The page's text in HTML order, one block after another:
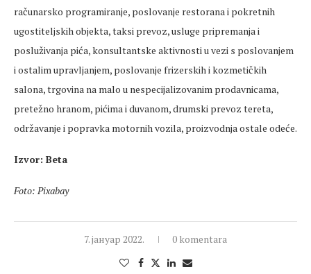
računarsko programiranje, poslovanje restorana i pokretnih
ugostiteljskih objekta, taksi prevoz, usluge pripremanja i
posluživanja pića, konsultantske aktivnosti u vezi s poslovanjem
i ostalim upravljanjem, poslovanje frizerskih i kozmetičkih
salona, trgovina na malo u nespecijalizovanim prodavnicama,
pretežno hranom, pićima i duvanom, drumski prevoz tereta,
održavanje i popravka motornih vozila, proizvodnja ostale odeće.
Izvor: Beta
Foto: Pixabay
7. јануар 2022. 0 komentara